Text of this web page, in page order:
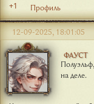
+1 Профиль
ФАУСТ
на деле.
12-09-2025, 18:01:05